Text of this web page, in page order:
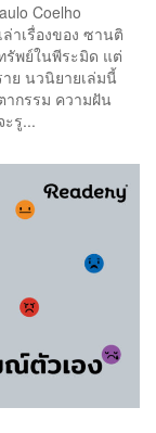
Coelho
าเรื่องของ ซานติ
รัพย์ในพีระมิด แต่
ย นวนิยายเล่มนี้
ากรรม ความฝัน
รู...